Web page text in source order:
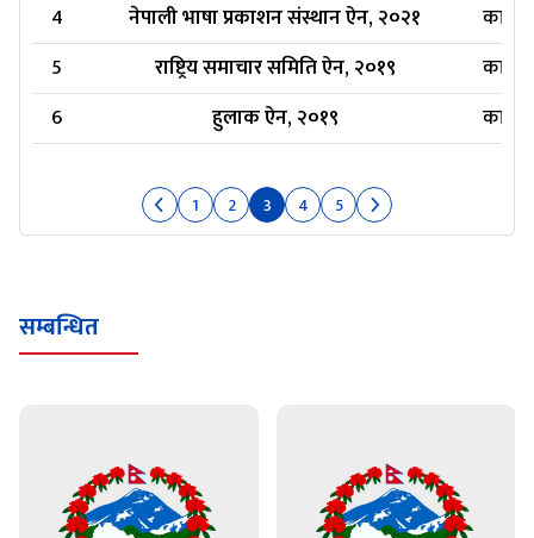
4
नेपाली भाषा प्रकाशन संस्थान ऐन, २०२१
5
राष्ट्रिय समाचार समिति ऐन, २०१९
6
हुलाक ऐन, २०१९
1 2 3 4 5
सम्बन्धित